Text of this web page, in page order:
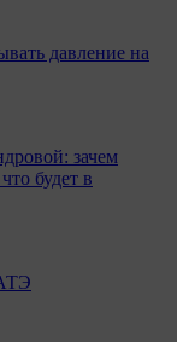
давление на
зачем
будет в